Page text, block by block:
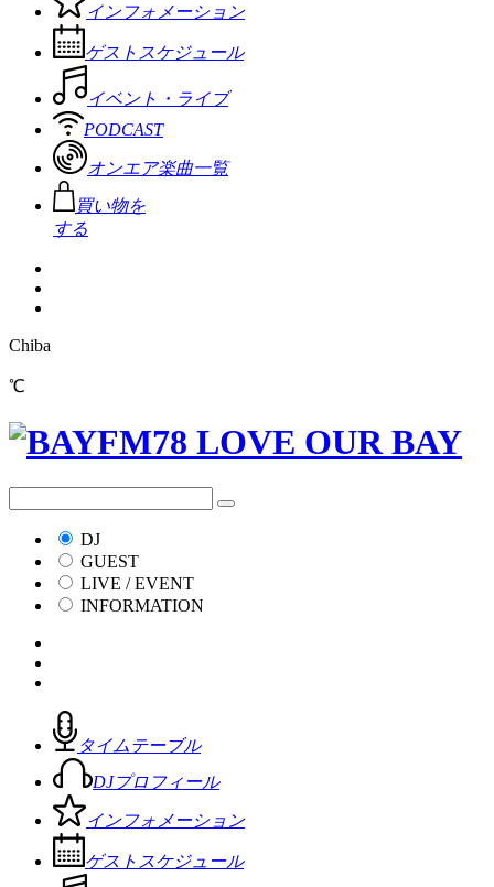
インフォメーション
ゲストスケジュール
イベント・ライブ
PODCAST
オンエア楽曲一覧
買い物を
する
Chiba
℃
DJ
GUEST
LIVE / EVENT
INFORMATION
タイムテーブル
DJプロフィール
インフォメーション
ゲストスケジュール